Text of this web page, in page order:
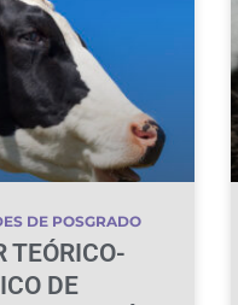
DE POSGRADO
TEÓRICO-
DE